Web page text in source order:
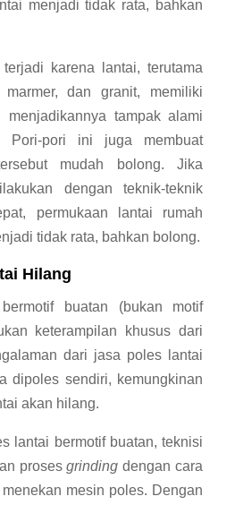
menjadi tidak rata, bahkan
karena lantai, terutama
marmer, dan granit, memiliki
menjadikannya tampak alami
Pori-pori ini juga membuat
mudah bolong. Jika
dengan teknik-teknik
permukaan lantai rumah
tidak rata, bahkan bolong.
Hilang
buatan (bukan motif
keterampilan khusus dari
dari jasa poles lantai
dipoles sendiri, kemungkinan
akan hilang.
lantai bermotif buatan, teknisi
prosesgrinding dengan cara
mesin poles. Dengan